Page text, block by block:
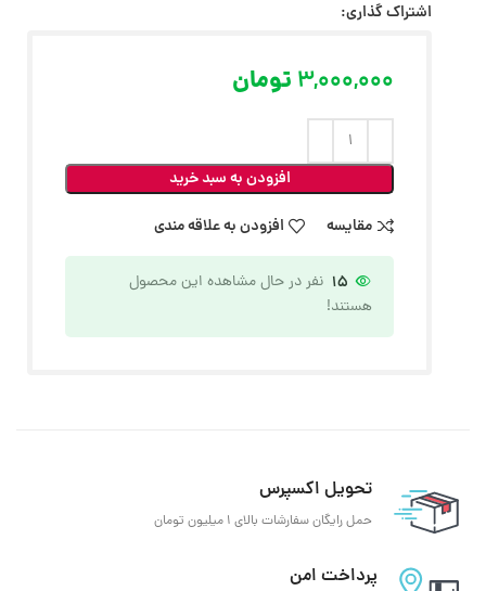
اشتراک گذاری:
3,000,000 تومان
افزودن به سبد خرید
مقایسه
افزودن به علاقه مندی
15 نفر در حال مشاهده این محصول
هستند!
تحویل اکسپرس
حمل رایگان سفارشات بالای 1 میلیون تومان
پرداخت امن